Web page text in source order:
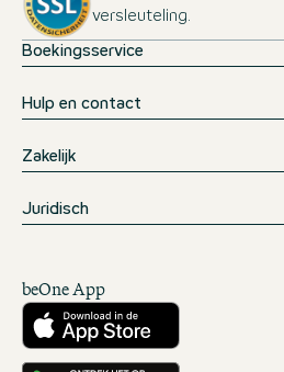
versleuteling.
Boekingsservice
Hulp en contact
Zakelijk
Juridisch
beOne App
Downloaden vanuit de App Store